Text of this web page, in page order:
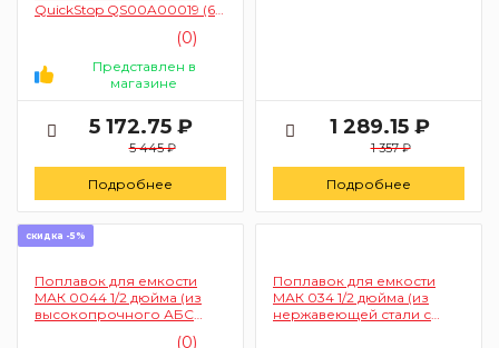
QuickStop QS00A00019 (6
(0)
Представлен в
магазине
5 172.75 ₽
5 445 ₽
Подробнее
1 289.15 ₽
1 357 ₽
Подробнее
скидка -5%
Поплавок для емкости
МАК 0044 1/2 дюйма (из
высокопрочного АБС
(0)
Поплавок для емкости
МАК 034 1/2 дюйма (из
нержавеющей стали с